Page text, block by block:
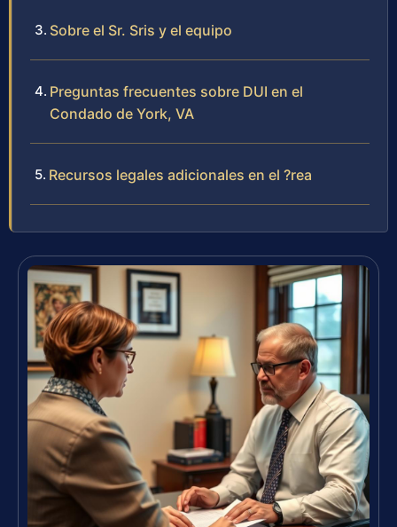
Sobre el Sr. Sris y el equipo
Preguntas frecuentes sobre DUI en el
Condado de York, VA
Recursos legales adicionales en el ?rea